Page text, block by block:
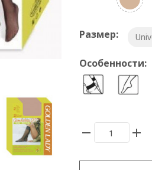
Размер:
Особенности: